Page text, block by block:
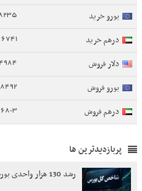
یورو خرید
درهم خرید 6741
دلار فروش
یورو فروش
درهم فروش 6803
پربازدیدترین ها
رشد 130 هزار واحدی بورس با ورود 6 همت پول حقیقی